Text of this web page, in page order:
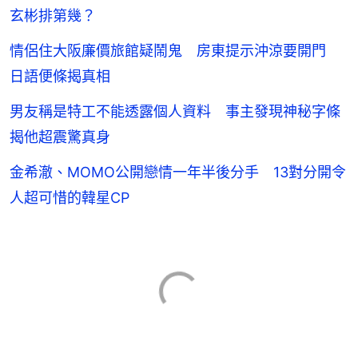
玄彬排第幾？
情侶住大阪廉價旅館疑鬧鬼 房東提示沖涼要開門
日語便條揭真相
男友稱是特工不能透露個人資料 事主發現神秘字條
揭他超震驚真身
金希澈、MOMO公開戀情一年半後分手 13對分開令
人超可惜的韓星CP